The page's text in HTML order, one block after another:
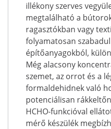
illékony szerves
megtalálható a
ragasztókban vagy
folyamatosan
építőanyagokból,
Még alacsony
szemet, az orrot és a
formaldehidnek való
potenciálisan
HCHO-funkcióval
mérő készülék